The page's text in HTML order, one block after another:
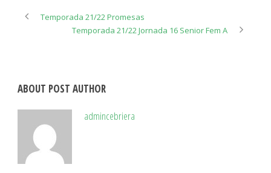
Temporada 21/22 Promesas
Temporada 21/22 Jornada 16 Senior Fem A
ABOUT POST AUTHOR
admincebriera